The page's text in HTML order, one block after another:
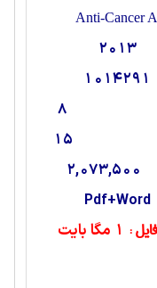
Anti-Cancer
2013
1014291
8
15
2,073,500
Pdf+Word
: 1 مگا بایت